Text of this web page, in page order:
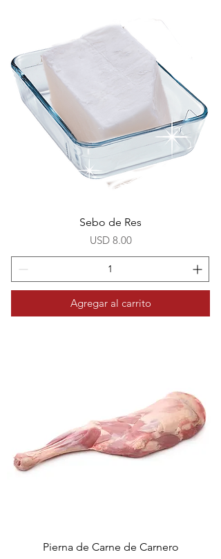
Sebo de Res
Precio
USD 8.00
Agregar al carrito
Pierna de Carne de Carnero